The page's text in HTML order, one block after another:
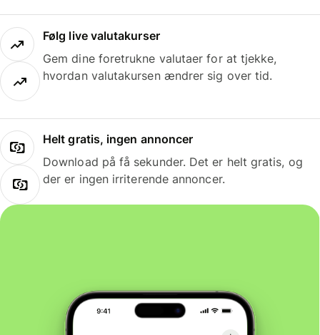
Følg live valutakurser
Gem dine foretrukne valutaer for at tjekke,
hvordan valutakursen ændrer sig over tid.
Helt gratis, ingen annoncer
Download på få sekunder. Det er helt gratis, og
der er ingen irriterende annoncer.